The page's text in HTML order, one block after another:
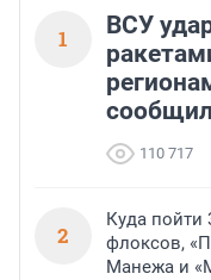
1
ВСУ
110 717
2
Куда пойти
флоксов,
Манежа и